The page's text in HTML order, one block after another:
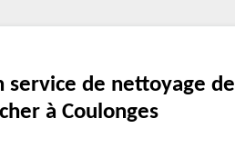
service de nettoyage de
à Coulonges